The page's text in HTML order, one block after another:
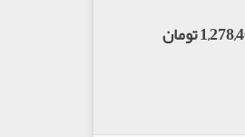
تومان